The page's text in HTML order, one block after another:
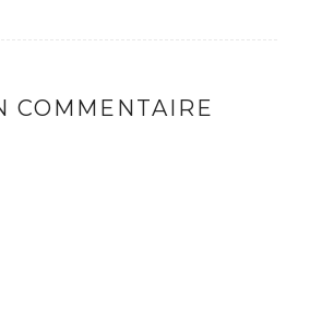
COMMENTAIRE